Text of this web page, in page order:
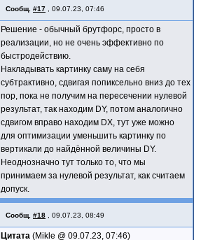
Сообщ. #17 09.07.23, 07:46
Решение - обычный брутфорс, просто в
реализации, но не очень эффективно по
быстродействию.
Накладывать картинку саму на себя
субтрактивно, сдвигая попиксельно вниз до тех
пор, пока не получим на пересечении нулевой
результат, так находим DY, потом аналогично
сдвигом вправо находим DX, тут уже можно
для оптимизации уменьшить картинку по
вертикали до найдённой величины DY.
Неоднозначно тут только то, что мы
принимаем за нулевой результат, как считаем
допуск.
Сообщ. #18 09.07.23, 08:49
Цитата Mikle @ 09.07.23, 07:46